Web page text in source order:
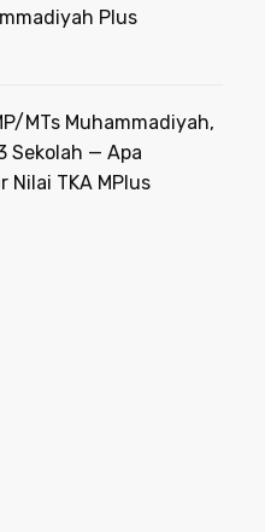
Plus
MTs Muhammadiyah,
Sekolah — Apa
Nilai TKA MPlus